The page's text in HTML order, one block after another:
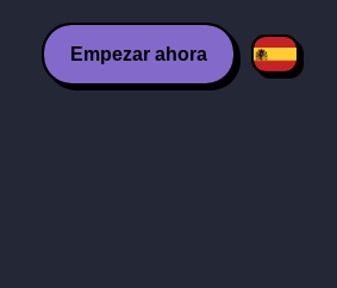
Empezar ahora